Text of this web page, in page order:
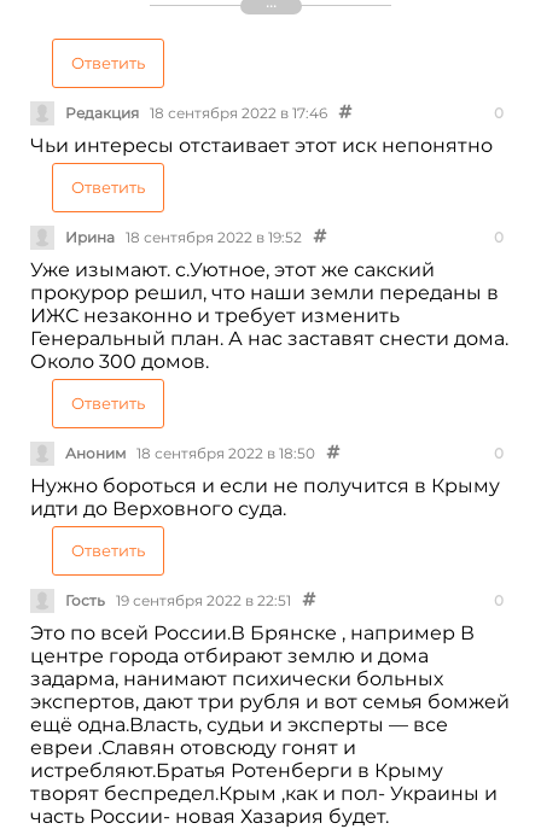
А не пора ли провести чистку грязи и
плесени?
И да, я заинтересованное лицо! Гражданин РФ,
менеджер IT, не юрист, не чиновник, но
потомок честных славных русичей. Я тоже
готовлюсь к битве с заместителем
ген.прокурора Республики Крым, чтобы
отстоять законно купленную землю и
построенный дом на заработанные деньги!
Ответить
Редакция 18 сентября 2022 в 17:46 0
Чьи интересы отстаивает этот иск непонятно
Ответить
Ирина 18 сентября 2022 в 19:52 0
Уже изымают. с.Уютное, этот же сакский
прокурор решил, что наши земли переданы в
ИЖС незаконно и требует изменить
Генеральный план. А нас заставят снести дома.
Около 300 домов.
Ответить
Аноним 18 сентября 2022 в 18:50 0
Нужно бороться и если не получится в Крыму
идти до Верховного суда.
Ответить
Гость 19 сентября 2022 в 22:51 0
Это по всей России.В Брянске , например В
центре города отбирают землю и дома
задарма, нанимают психически больных
экспертов, дают три рубля и вот семья бомжей
ещё одна.Власть, судьи и эксперты — все
евреи .Славян отовсюду гонят и
истребляют.Братья Ротенберги в Крыму
творят беспредел.Крым ,как и пол- Украины и
часть России- новая Хазария будет.